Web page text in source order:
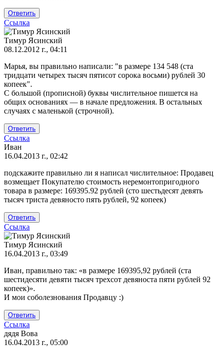
Ответить
Ссылка
Тимур Ясинский
08.12.2012 г., 04:11
Ответ
на
Подскажите,
пожалуйста,
как
от
Марья, вы правильно написали: "в размере 134 548 (ста
тридцати четырех тысяч пятисот сорока восьми) рублей 30
копеек".
С большой (прописной) буквы числительное пишется на
общих основаниях — в начале предложения. В остальных
случаях с маленькой (строчной).
Ответить
Ссылка
Иван
16.04.2013 г., 02:42
подскажите правильно ли я написал числительное: Продавец
возмещает Покупателю стоимость неремонтопригодного
товара в размере: 169395.92 рублей (сто шестьдесят девять
тысяч триста девяносто пять рублей, 92 копеек)
Ответить
Ссылка
Тимур Ясинский
16.04.2013 г., 03:49
Ответ
на
подскажите
правильно
от
Иван
Иван, правильно так: «в размере 169395,92 рублей (ста
шестидесяти девяти тысяч трехсот девяноста пяти рублей 92
копеек)».
И мои соболезнования Продавцу :)
Ответить
Ссылка
дядя Вова
16.04.2013 г., 05:00